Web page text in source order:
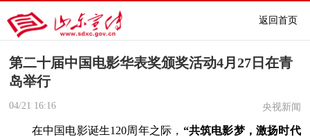
返回首页
第二十届中国电影华表奖颁奖活动4月27日在青
岛举行
04/21 16:16 央视新闻
在中国电影诞生120周年之际， “共筑电影梦，激扬时代